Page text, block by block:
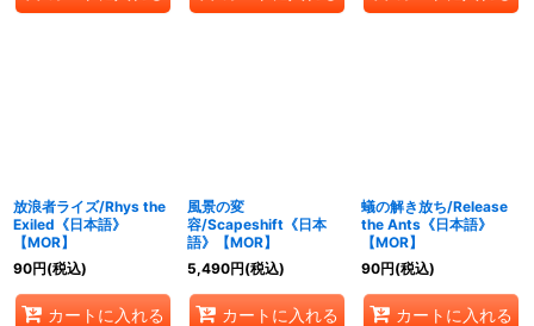
放浪者ライズ/Rhys the
Exiled《日本語》
【MOR】
90円(税込)
カートに入れる
風景の変
容/Scapeshift《日本
語》【MOR】
5,490円(税込)
カートに入れる
蟻の解き放ち/Release
the Ants《日本語》
【MOR】
90円(税込)
カートに入れる